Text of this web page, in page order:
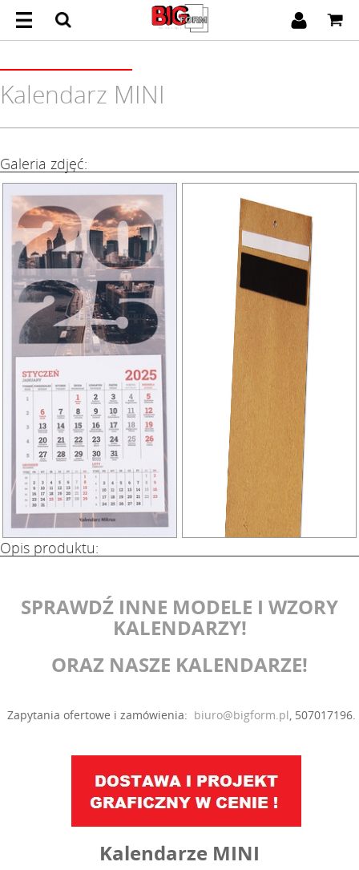
Kalendarz MINI
Galeria zdjęć:
Opis produktu:
SPRAWDŹ INNE MODELE I WZORY
KALENDARZY!
ORAZ NASZE KALENDARZE!
Zapytania ofertowe i zamówienia: biuro@bigform.pl, 507017196.
Kalendarze MINI